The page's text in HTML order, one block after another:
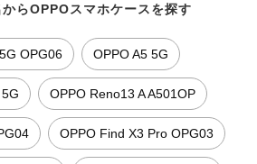
らOPPOスマホケースを探す
OPG06 OPPO A5 5G
OPPO Reno13 A A501OP
OPPO Find X3 Pro OPG03